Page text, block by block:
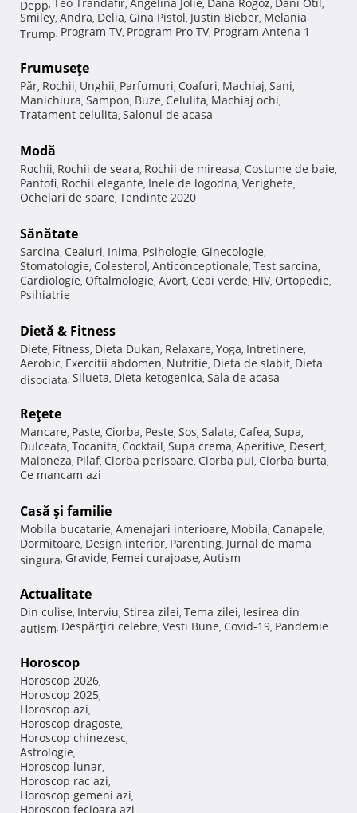
Depp, , , , ,
Smiley, Andra, Delia, Gina Pistol, Justin Bieber, Melania
Trump, Program TV, Program Pro TV, Program Antena 1
Frumuseţe
Păr, Rochii, Unghii, Parfumuri, Coafuri, Machiaj, Sani,
Manichiura, Sampon, Buze, Celulita, Machiaj ochi,
Tratament celulita, Salonul de acasa
Modă
Rochii, Rochii de seara, Rochii de mireasa, Costume de baie,
Pantofi, Rochii elegante, Inele de logodna, Verighete,
Ochelari de soare, Tendinte 2020
Sănătate
Sarcina, Ceaiuri, Inima, Psihologie, Ginecologie,
Stomatologie, Colesterol, Anticonceptionale, Test sarcina,
Cardiologie, Oftalmologie, Avort, Ceai verde, HIV, Ortopedie,
Psihiatrie
Dietă & Fitness
Diete, Fitness, Dieta Dukan, Relaxare, Yoga, Intretinere,
Aerobic, Exercitii abdomen, Nutritie, Dieta de slabit, Dieta
disociata, Silueta, Dieta ketogenica, Sala de acasa
Reţete
Mancare, Paste, Ciorba, Peste, Sos, Salata, Cafea, Supa,
Dulceata, Tocanita, Cocktail, Supa crema, Aperitive, Desert,
Maioneza, Pilaf, Ciorba perisoare, Ciorba pui, Ciorba burta,
Ce mancam azi
Casă şi familie
Mobila bucatarie, Amenajari interioare, Mobila, Canapele,
Dormitoare, Design interior, Parenting, Jurnal de mama
singura, Gravide, Femei curajoase, Autism
Actualitate
Din culise, Interviu, Stirea zilei, Tema zilei, Iesirea din
autism, Despărţiri celebre, Vesti Bune, Covid-19, Pandemie
Horoscop
Horoscop 2026,
Horoscop 2025,
Horoscop azi,
Horoscop dragoste,
Horoscop chinezesc,
Astrologie,
Horoscop lunar,
Horoscop rac azi,
Horoscop gemeni azi,
Horoscop fecioara azi